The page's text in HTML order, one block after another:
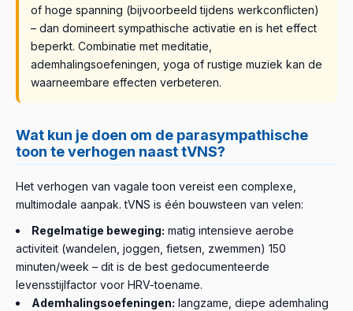
of hoge spanning (bijvoorbeeld tijdens werkconflicten)
– dan domineert sympathische activatie en is het effect
beperkt. Combinatie met meditatie,
ademhalingsoefeningen, yoga of rustige muziek kan de
waarneembare effecten verbeteren.
Wat kun je doen om de parasympathische
toon te verhogen naast tVNS?
Het verhogen van vagale toon vereist een complexe,
multimodale aanpak. tVNS is één bouwsteen van velen:
Regelmatige beweging: matig intensieve aerobe
activiteit (wandelen, joggen, fietsen, zwemmen) 150
minuten/week – dit is de best gedocumenteerde
levensstijlfactor voor HRV-toename.
Ademhalingsoefeningen: langzame, diepe ademhaling